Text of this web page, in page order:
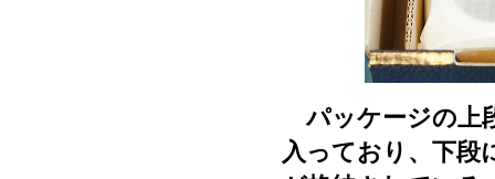
パッケージの上
入っており、下段